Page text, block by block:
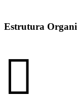
Estrutura